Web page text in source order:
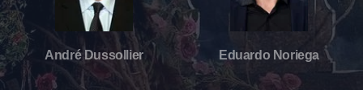
André Dussollier Eduardo Noriega